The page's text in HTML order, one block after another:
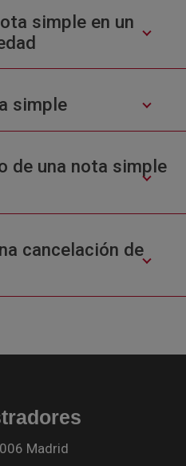
simple en un
simple
de una nota simple
cancelación de
Madrid